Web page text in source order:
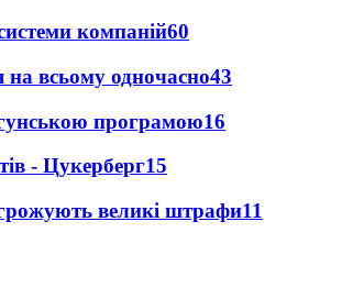
компаній60
на всьому одночасно43
програмою16
- Цукерберг15
великі штрафи11